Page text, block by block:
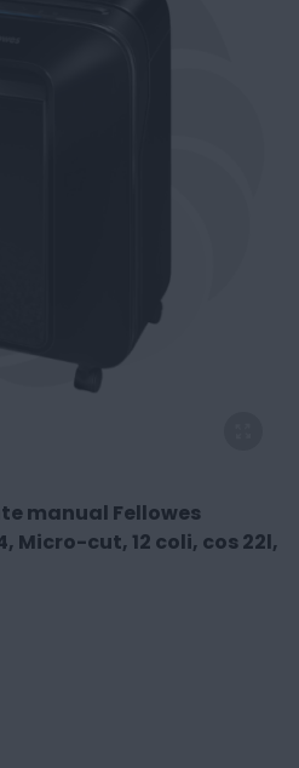
manual Fellowes
Micro-cut, 12 coli, cos 22l,